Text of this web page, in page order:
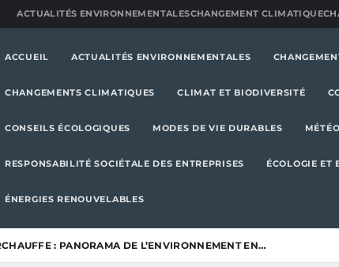
ACTUALITÉS ENVIRONNEMENTALESCHANGEMENT CLIMATIQUE
ACCUEIL ACTUALITÉS ENVIRONNEMENTALES
CHANGEMENTS CLIMATIQUES CLIMAT ET BIODIVERSITÉ
CONSEILS ÉCOLOGIQUES MODES DE VIE DURABLES
RESPONSABILITÉ SOCIÉTALE DES ENTREPRISES ÉCOLOGIE ET
ÉNERGIES RENOUVELABLES
: PANORAMA DE L’ENVIRONNEMENT EN…